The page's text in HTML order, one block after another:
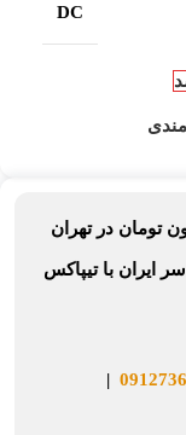
DC
مندی
در تهران
ایران با تیپاکس
|